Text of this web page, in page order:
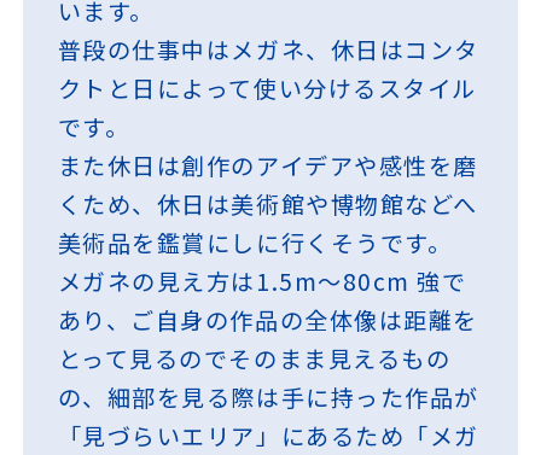
います。
普段の仕事中はメガネ、休日はコンタ
クトと日によって使い分けるスタイル
です。
また休日は創作のアイデアや感性を磨
くため、休日は美術館や博物館などへ
美術品を鑑賞にしに行くそうです。
メガネの見え方は1.5m～80cm 強で
あり、ご自身の作品の全体像は距離を
とって見るのでそのまま見えるもの
の、細部を見る際は手に持った作品が
「見づらいエリア」にあるため「メガ